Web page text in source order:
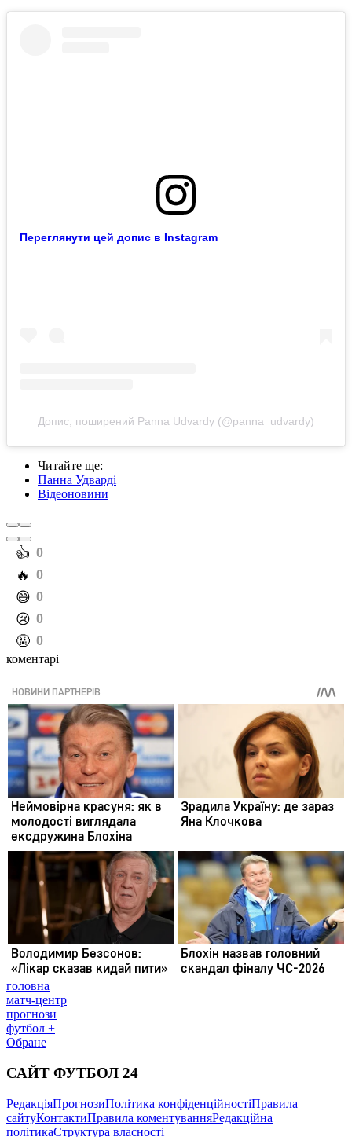
Переглянути цей допис в Instagram
Допис, поширений Panna Udvardy (@panna_udvardy)
Читайте ще:
Панна Удварді
Відеоновини
️👍 0
️🔥 0
️😄 0
️😢 0
️🤬 0
коментарі
головна
матч-центр
прогнози
футбол +
Обране
САЙТ ФУТБОЛ 24
РедакціяПрогнозиПолітика конфіденційностіПравила
сайтуКонтактиПравила коментуванняРедакційна
політикаСтруктура власності